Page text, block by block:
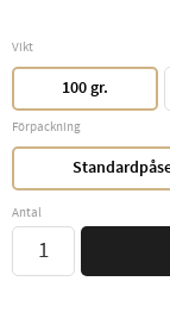
Vikt
100 gr.
Förpackning
Antal